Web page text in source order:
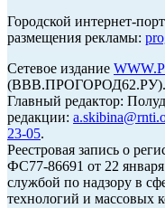
Городской интернет-
размещения рекламы:
Сетевое издание
(ВВВ.ПРОГОРОД62.РУ).
Главный редактор:
редакции:
23-05.
Реестровая запись о
ФС77-86691 от 22
службой по надзору в
технологий и массовых